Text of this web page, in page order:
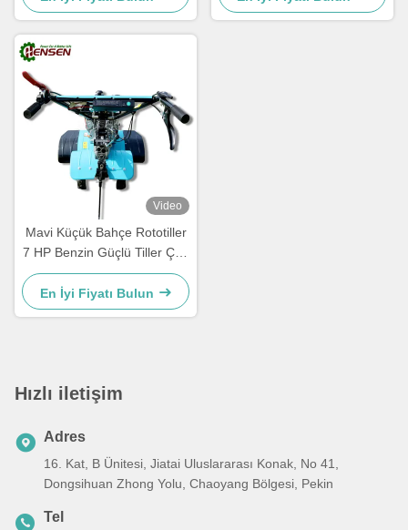
Video
Mavi Küçük Bahçe Rototiller
7 HP Benzin Güçlü Tiller Çok
amaçlı
En İyi Fiyatı Bulun
Hızlı iletişim
Adres
16. Kat, B Ünitesi, Jiatai Uluslararası Konak, No 41,
Dongsihuan Zhong Yolu, Chaoyang Bölgesi, Pekin
Tel